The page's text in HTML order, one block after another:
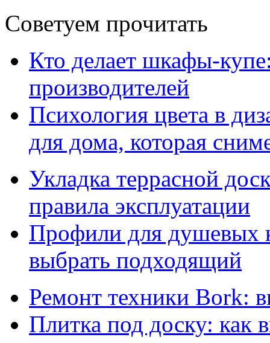
Советуем прочитать
Кто делает шкафы-
производителей
Психология цвета в
для дома, которая
Укладка террасной
правила эксплуатации
Профили для душевых
выбрать подходящий
Ремонт техники Bork:
Плитка под доску: как